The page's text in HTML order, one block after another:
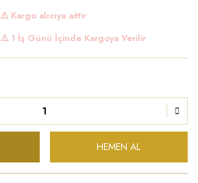
⚠️ Kargo alıcıya aittir
⚠️ 1 İş Günü İçinde Kargoya Verilir
HEMEN AL